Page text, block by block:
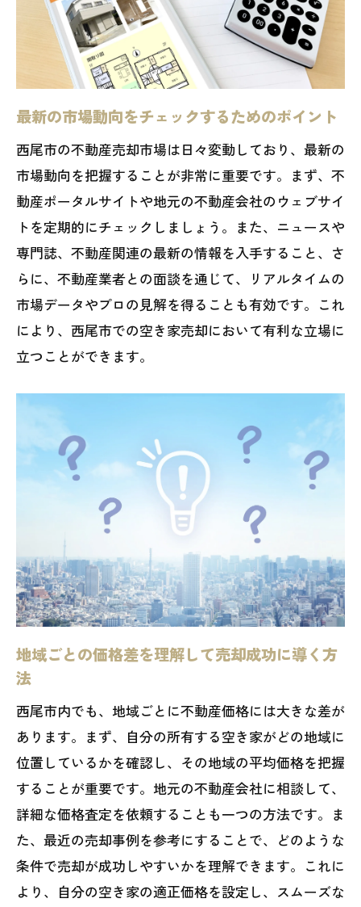
売却時期による価格差を最大化するテク
ニック
早期売却を実現するためのポイント
価格設定
売却プロセスのステップバイステップガ
イド
空き家の適正価格を見つける方法
査定方法とその違いを理解する
価格交渉のポイントと成功例
市場調査を効果的に行うための方法
評価額と市場価格のギャップを埋めるテ
クニック
必要書類
売却に必要な書類一覧
売却前に確認すべき法的手続き
登記の変更とその手順
境界線の確認とトラブル回避策
売却契約書の作成と注意点
法的トラブルを未然に防ぐためのポイン
ト
策のポイント
税務申告の方法と注意点
売却益に対する税金を最小限に抑える方
税務相談の重要性とその利用法
減税措置を活用するための具体的な方法
売却後の税金対策と節税のポイント
西尾市の不動産業者を活用した空き家売却の
最新の市場動向をチェックするためのポイント
西尾市の不動産売却市場は日々変動しており、最新の
市場動向を把握することが非常に重要です。まず、不
動産ポータルサイトや地元の不動産会社のウェブサイ
トを定期的にチェックしましょう。また、ニュースや
専門誌、不動産関連の最新の情報を入手すること、さ
らに、不動産業者との面談を通じて、リアルタイムの
市場データやプロの見解を得ることも有効です。これ
により、西尾市での空き家売却において有利な立場に
立つことができます。
地域ごとの価格差を理解して売却成功に導く方
法
西尾市内でも、地域ごとに不動産価格には大きな差が
あります。まず、自分の所有する空き家がどの地域に
位置しているかを確認し、その地域の平均価格を把握
することが重要です。地元の不動産会社に相談して、
詳細な価格査定を依頼することも一つの方法です。ま
た、最近の売却事例を参考にすることで、どのような
条件で売却が成功しやすいかを理解できます。これに
より、自分の空き家の適正価格を設定し、スムーズな